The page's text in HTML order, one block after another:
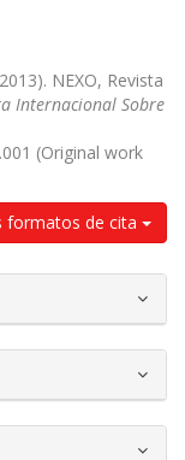
NEXO, Revista
Internacional Sobre
(Original work
formatos de cita